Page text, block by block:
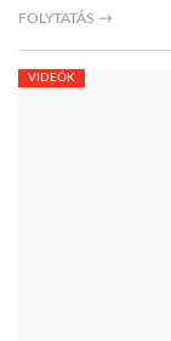
FOLYTATÁS →
VIDEÓK